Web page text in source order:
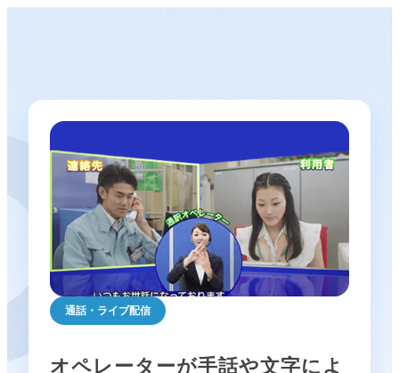
通話・ライブ配信
オペレーターが手話や文字によ